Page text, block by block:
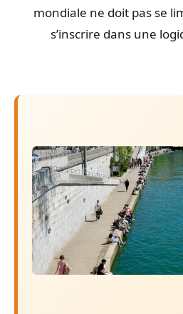
mondiale ne doit pas se
s’inscrire dans une